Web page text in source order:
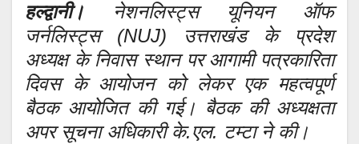
हल्द्वानी। नेशनलिस्ट्स यूनियन ऑफ
जर्नलिस्ट्स (NUJ) उत्तराखंड के प्रदेश
अध्यक्ष के निवास स्थान पर आगामी पत्रकारिता
दिवस के आयोजन को लेकर एक महत्वपूर्ण
बैठक आयोजित की गई। बैठक की अध्यक्षता
अपर सूचना अधिकारी के.एल. टम्टा ने की।